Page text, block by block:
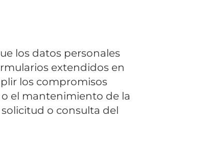
los datos personales
extendidos en
los compromisos
o el mantenimiento de la
o consulta del